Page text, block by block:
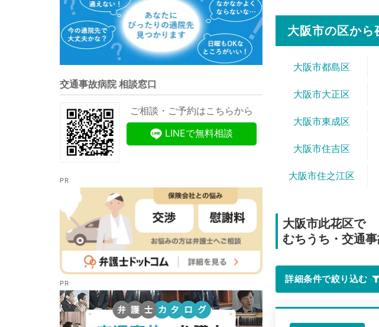
交通事故病院 相談窓口
ご相談・ご予約はこちらから
LINEで無料相談
大阪市の区から
大阪市都島区
大阪市大正区
大阪市東成区
大阪市住吉区
大阪市住之江区
大阪市此花区で
むちうち・交通
詳細条件で絞り込む